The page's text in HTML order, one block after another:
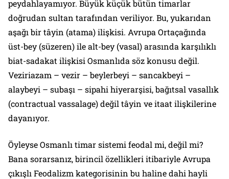
peydahlayamıyor. Büyük küçük bütün timarlar
doğrudan sultan tarafından veriliyor. Bu, yukarıdan
aşağı bir tâyin (atama) ilişkisi. Avrupa Ortaçağında
üst-bey (süzeren) ile alt-bey (vasal) arasında karşılıklı
biat-sadakat ilişkisi Osmanlıda söz konusu değil.
Veziriazam – vezir – beylerbeyi – sancakbeyi –
alaybeyi – subaşı – sipahi hiyerarşisi, bağıtsal vasallık
(contractual vassalage) değil tâyin ve itaat ilişkilerine
dayanıyor.
Öyleyse Osmanlı timar sistemi feodal mi, değil mi?
Bana sorarsanız, birincil özellikleri itibariyle Avrupa
çıkışlı Feodalizm kategorisinin bu haline dahi hayli